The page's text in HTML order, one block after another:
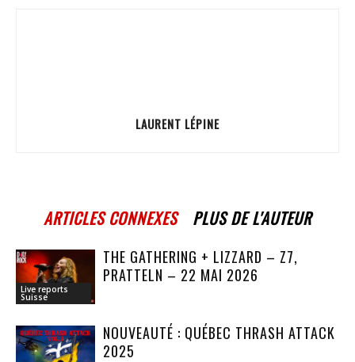
LAURENT LÉPINE
ARTICLES CONNEXES PLUS DE L'AUTEUR
Live reports
Suisse
THE GATHERING + LIZZARD – Z7,
PRATTELN – 22 MAI 2026
NOUVEAUTÉ : QUÉBEC THRASH ATTACK
2025